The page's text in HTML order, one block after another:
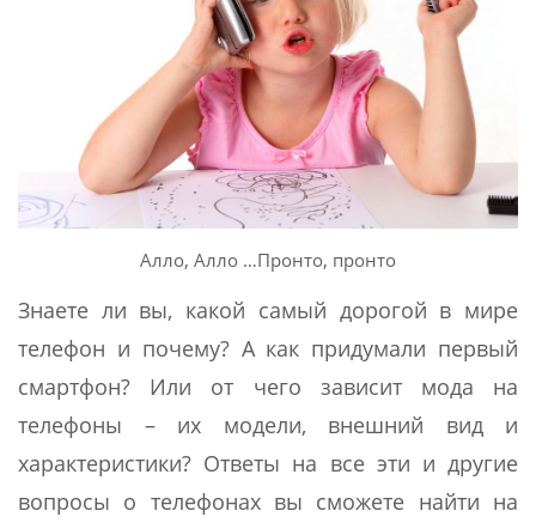
Алло, Алло …Пронто, пронто
Знаете ли вы, какой самый дорогой в мире
телефон и почему? А как придумали первый
смартфон? Или от чего зависит мода на
телефоны – их модели, внешний вид и
характеристики? Ответы на все эти и другие
вопросы о телефонах вы сможете найти на